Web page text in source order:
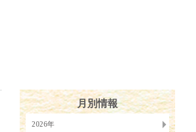
月別情報
2026年